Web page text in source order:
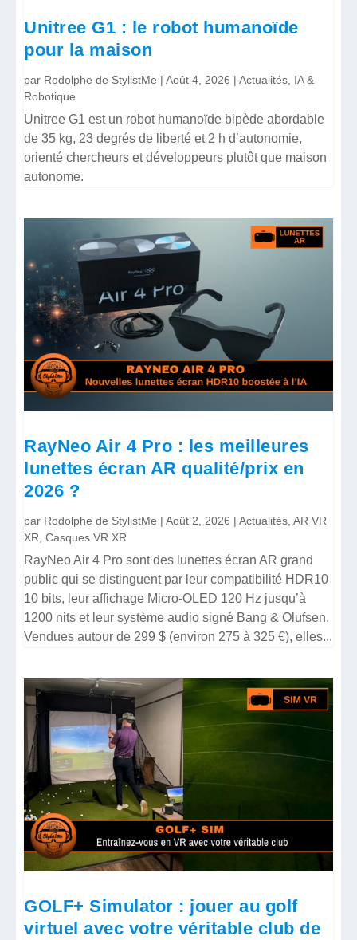
Unitree G1 : le robot humanoïde
pour la maison
par Rodolphe de StylistMe |Août 4, 2026 |Actualités IA &
Robotique
Unitree G1 est un robot humanoïde bipède abordable
de 35 kg, 23 degrés de liberté et 2 h d’autonomie,
orienté chercheurs et développeurs plutôt que maison
autonome.
RayNeo Air 4 Pro : les meilleures
lunettes écran AR qualité/prix en
2026 ?
par Rodolphe de StylistMe |Août 2, 2026 |Actualités ,AR VR
XR ,Casques VR XR
RayNeo Air 4 Pro sont des lunettes écran AR grand
public qui se distinguent par leur compatibilité HDR10
10 bits, leur affichage Micro-OLED 120 Hz jusqu’à
1200 nits et leur système audio signé Bang & Olufsen.
Vendues autour de 299 $ (environ 275 à 325 €), elles...
GOLF+ Simulator : jouer au golf
virtuel avec votre véritable club de